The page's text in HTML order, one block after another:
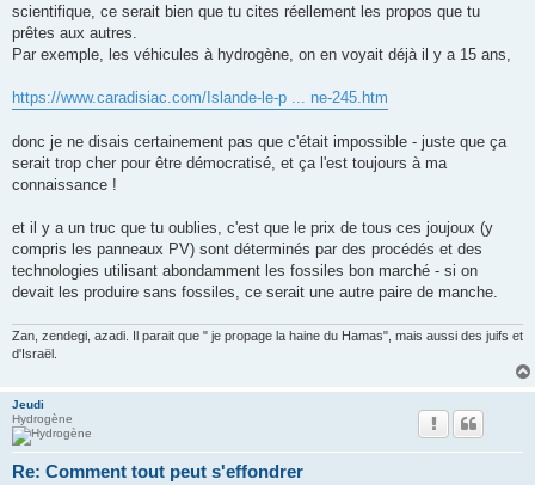
scientifique, ce serait bien que tu cites réellement les propos que tu
prêtes aux autres.
Par exemple, les véhicules à hydrogène, on en voyait déjà il y a 15 ans,
https://www.caradisiac.com/Islande-le-p ... ne-245.htm
donc je ne disais certainement pas que c'était impossible - juste que ça
serait trop cher pour être démocratisé, et ça l'est toujours à ma
connaissance !
et il y a un truc que tu oublies, c'est que le prix de tous ces joujoux (y
compris les panneaux PV) sont déterminés par des procédés et des
technologies utilisant abondamment les fossiles bon marché - si on
devait les produire sans fossiles, ce serait une autre paire de manche.
Zan, zendegi, azadi. Il parait que " je propage la haine du Hamas", mais aussi des juifs et
d'Israël.
Jeudi
Hydrogène
Re: Comment tout peut s'effondrer